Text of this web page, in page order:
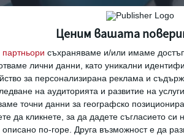
Ценим вашата
партньори съхраняваме и/или имаме
лични данни, като уникални
за персонализирана реклама и
на аудиторията и развитие на услуги.
точни данни за географско
да кликнете, за да дадете съгласието
описано по-горе. Друга възможност е да